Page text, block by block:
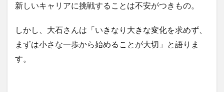
新しいキャリアに挑戦することは不安がつきもの。
しかし、大石さんは「いきなり大きな変化を求めず、
まずは小さな一歩から始めることが大切」と語りま
す。